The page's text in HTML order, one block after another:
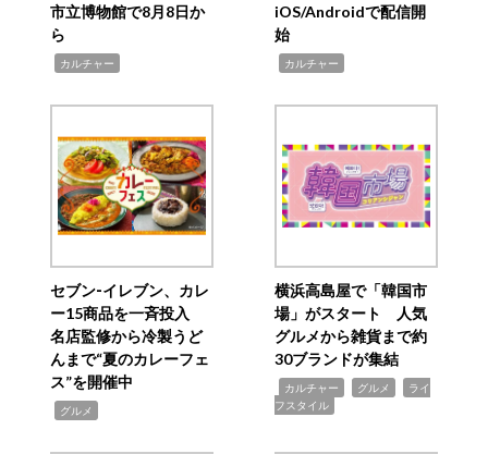
市立博物館で8月8日か
ら
カルチャー
iOS/Androidで配信開
始
カルチャー
セブン‐イレブン、カレ
ー15商品を一斉投入
名店監修から冷製うど
んまで“夏のカレーフェ
ス”を開催中
グルメ
横浜高島屋で「韓国市
場」がスタート 人気
グルメから雑貨まで約
30ブランドが集結
カルチャー グルメ
ライ
フスタイル